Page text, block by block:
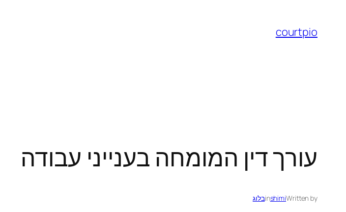
courtpio
עורך דין המומחה בענייני עבודה
Written by
shimi
inבלוג